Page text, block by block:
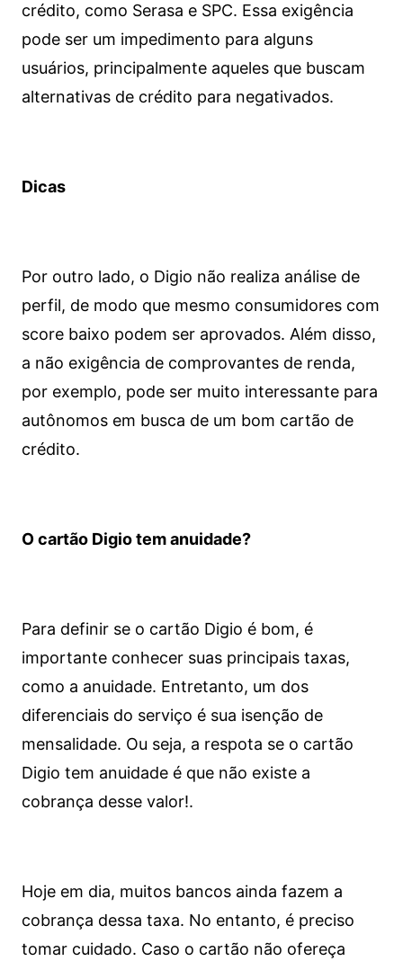
crédito, como Serasa e SPC. Essa exigência
pode ser um impedimento para alguns
usuários, principalmente aqueles que buscam
alternativas de crédito para negativados.
Dicas
Por outro lado, o Digio não realiza análise de
perfil, de modo que mesmo consumidores com
score baixo podem ser aprovados. Além disso,
a não exigência de comprovantes de renda,
por exemplo, pode ser muito interessante para
autônomos em busca de um bom cartão de
crédito.
O cartão Digio tem anuidade?
Para definir se o cartão Digio é bom, é
importante conhecer suas principais taxas,
como a anuidade. Entretanto, um dos
diferenciais do serviço é sua isenção de
mensalidade. Ou seja, a respota se o cartão
Digio tem anuidade é que não existe a
cobrança desse valor!.
Hoje em dia, muitos bancos ainda fazem a
cobrança dessa taxa. No entanto, é preciso
tomar cuidado. Caso o cartão não ofereça